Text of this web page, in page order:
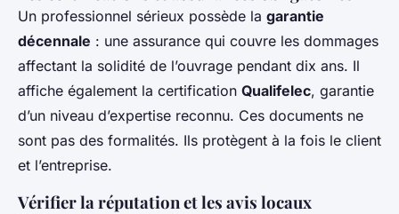
Un professionnel sérieux possède la garantie
décennale : une assurance qui couvre les dommages
affectant la solidité de l’ouvrage pendant dix ans. Il
affiche également la certification Qualifelec, garantie
d’un niveau d’expertise reconnu. Ces documents ne
sont pas des formalités. Ils protègent à la fois le client
et l’entreprise.
Vérifier la réputation et les avis locaux